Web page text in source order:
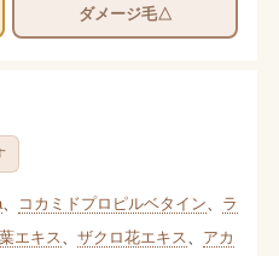
ダメージ毛△
、 コカミドプロピルベタイン
ラ
エキス ザクロ花エキス
アカ